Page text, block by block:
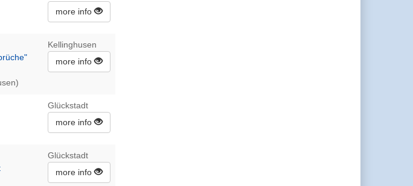
more info
Kellinghusen
more info
Glückstadt
more info
Glückstadt
more info